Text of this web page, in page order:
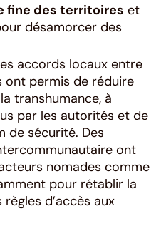
fine des territoires et
désamorcer des
accords locaux entre
ont permis de réduire
transhumance, à
par les autorités et de
de sécurité. Des
ont
nomades comme
pour rétablir la
d’accès aux